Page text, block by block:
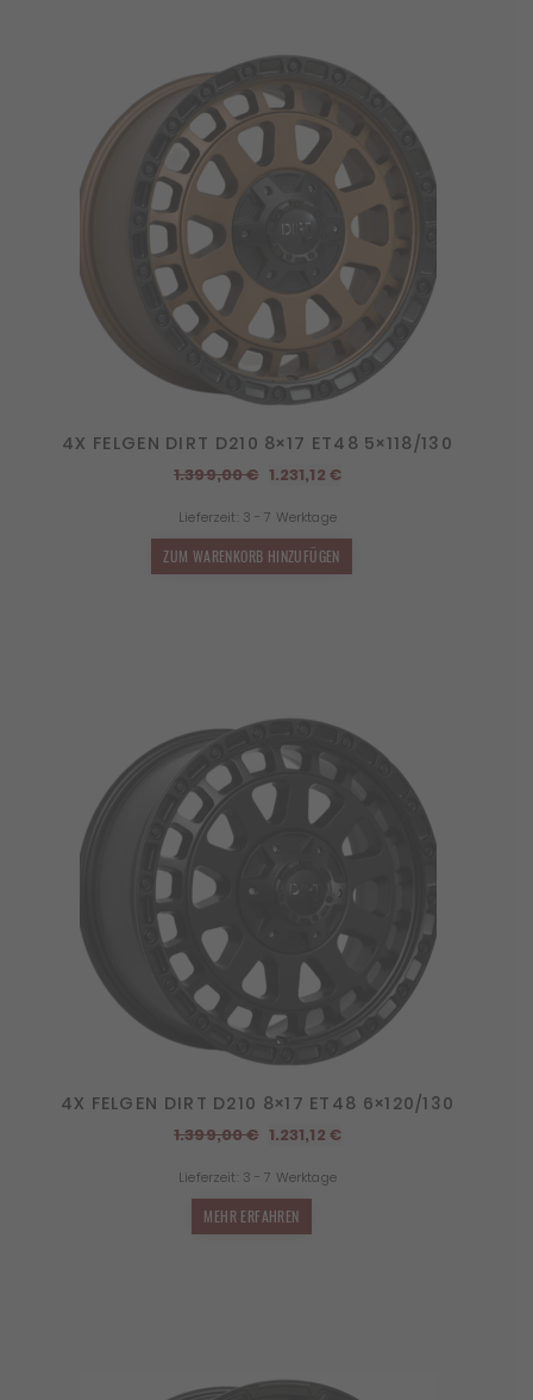
4X FELGEN DIRT D210 8×17 ET48 5×118/130
1.399,00€ Ursprünglicher
war:
1.399,00 €
1.231,12 €Aktueller
Lieferzeit: 3 - 7 Werktage
ZUM WARENKORB HINZUFÜGEN
4X FELGEN DIRT D210 8×17 ET48 6×120/130
1.399,00€ Ursprünglicher
war:
1.399,00 €
1.231,12 €Aktueller
Lieferzeit: 3 - 7 Werktage
MEHR ERFAHREN